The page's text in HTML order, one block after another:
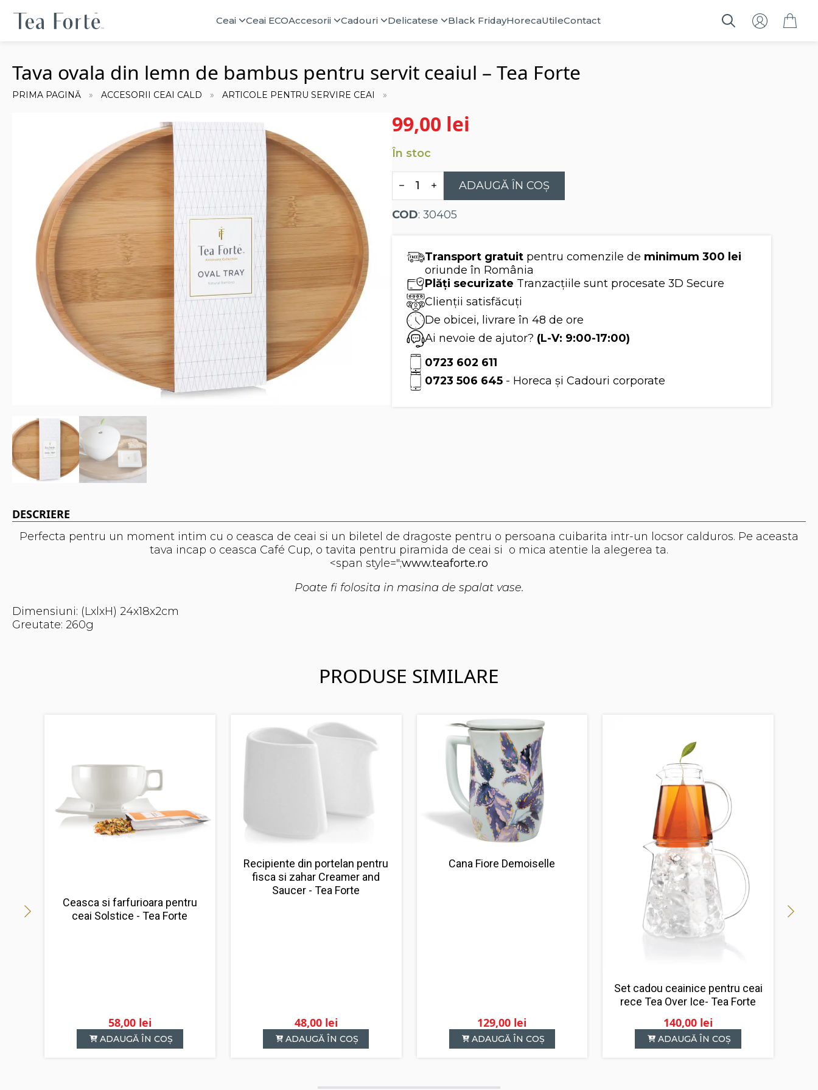
Ceai Ceai ECOAccesorii Cadouri Delicatese Black FridayHorecaUtileContact
Tava ovala din lemn de bambus pentru servit ceaiul – Tea Forte
PRIMA PAGINĂ ACCESORII CEAI CALD ARTICOLE PENTRU SERVIRE CEAI
99,00 lei
În stoc
Cantitate
Tava
ovala
lemn
servit
Tea
Forte
ADAUGĂ ÎN COȘ
COD: 30405
Transport gratuitpentru comenzile de minimum 300 lei
oriunde în România
Plăți securizate Tranzacțiile sunt procesate 3D Secure
Clienții satisfăcuți
De obicei, livrare în 48 de ore
Ai nevoie de ajutor? (L-V: 9:00-17:00)
0723 602 611
0723 506 645- Horeca și Cadouri corporate
DESCRIERE
Perfecta pentru un moment intim cu o ceasca de ceai si un biletel de dragoste pentru o persoana cuibarita intr-un locsor calduros. Pe aceasta
tava incap o ceasca Café Cup, o tavita pentru piramida de ceai si o mica atentie la alegerea ta.
<span style=";www.teaforte.ro
Poate fi folosita in masina de spalat vase.
Dimensiuni: (LxlxH) 24x18x2cm
Greutate: 260g
PRODUSE SIMILARE
Ceasca si farfurioara pentru
ceai Solstice - Tea Forte
58,00 lei
ADAUGĂ ÎN COȘ
Recipiente din portelan pentru
fisca si zahar Creamer and
Saucer - Tea Forte
48,00 lei
ADAUGĂ ÎN COȘ
Cana Fiore Demoiselle
129,00 lei
ADAUGĂ ÎN COȘ
Set cadou ceainice pentru ceai
rece Tea Over Ice- Tea Forte
140,00 lei
ADAUGĂ ÎN COȘ